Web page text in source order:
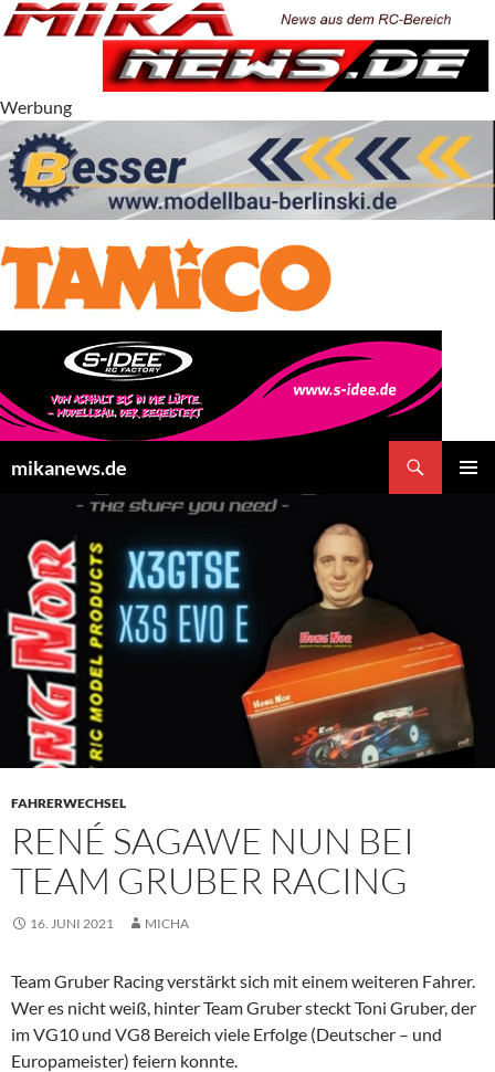
Zum
Inhalt
Werbung
mikanews.de
FAHRERWECHSEL
RENÉ SAGAWE NUN BEI
TEAM GRUBER RACING
16. JUNI 2021 MICHA
Team Gruber Racing verstärkt sich mit einem weiteren Fahrer.
Wer es nicht weiß, hinter Team Gruber steckt Toni Gruber, der
im VG10 und VG8 Bereich viele Erfolge (Deutscher – und
Europameister) feiern konnte.